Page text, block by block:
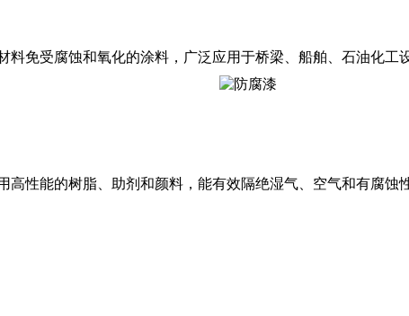
料免受腐蚀和氧化的涂料，广泛应用于桥梁、船舶、石油化工
能的树脂、助剂和颜料，能有效隔绝湿气、空气和有腐蚀